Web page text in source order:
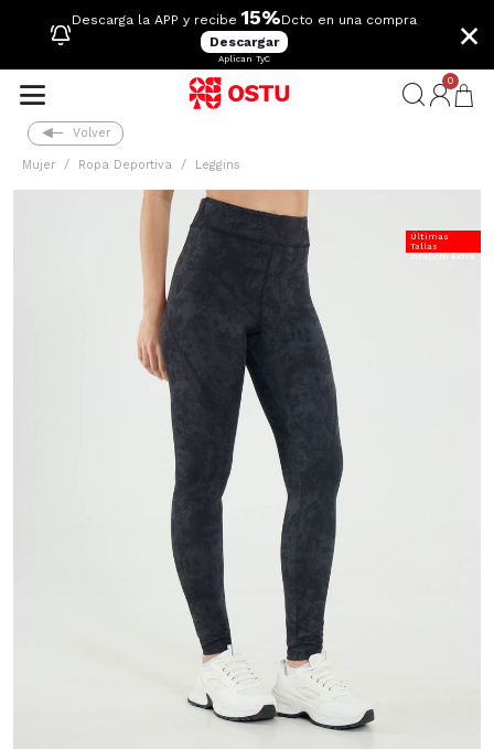
Descarga la APP y recibe 15%Dcto en una compra
Descargar
Aplican TyC
×
0
Volver
Mujer Ropa Deportiva Leggins
Últimas
Tallas
20%Dcto Extra